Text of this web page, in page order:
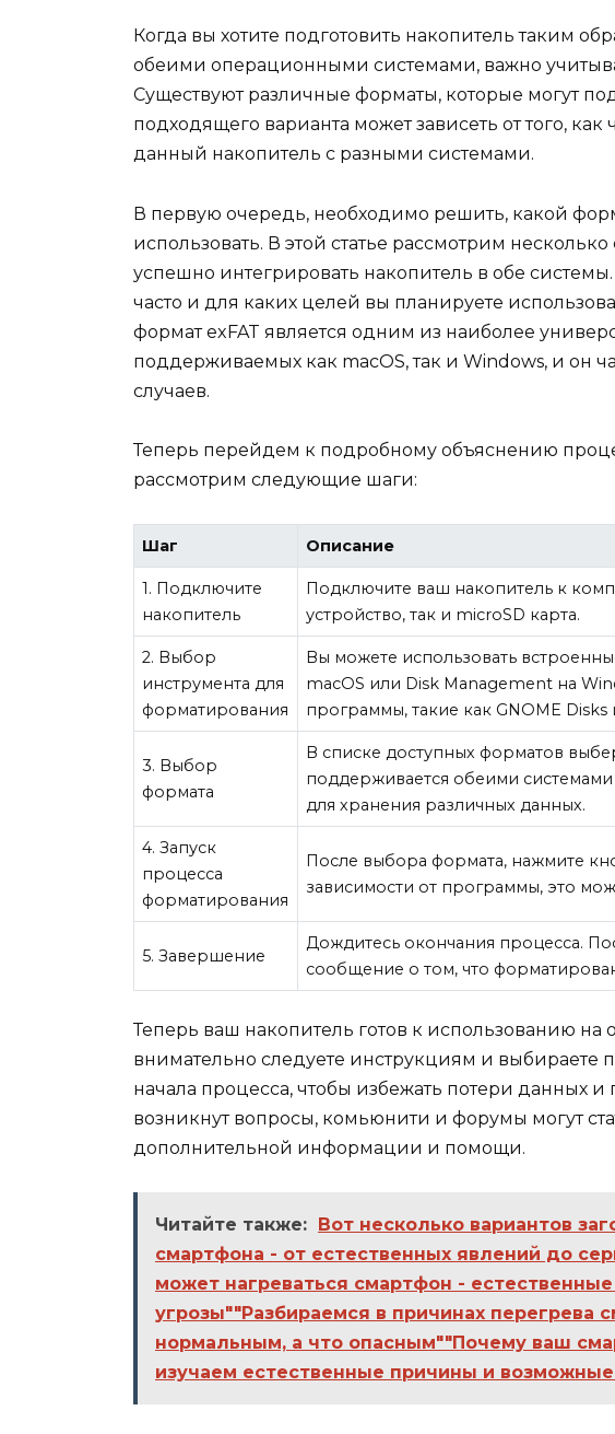
Когда вы хотите подготовить накопитель таким
обеими операционными системами, важно
Существуют различные форматы, которые могут
подходящего варианта может зависеть от того, как
данный накопитель с разными системами.
В первую очередь, необходимо решить, какой
использовать. В этой статье рассмотрим несколько
успешно интегрировать накопитель в обе
часто и для каких целей вы планируете
формат exFAT является одним из наиболее
поддерживаемых как macOS, так и Windows, и он
случаев.
Теперь перейдем к подробному объяснению
рассмотрим следующие шаги:
Шаг Описание
1. Подключите
накопитель
Подключите ваш накопитель к
устройство, так и microSD карта.
2. Выбор
инструмента для
форматирования
Вы можете использовать
macOS или Disk Management на
программы, такие как GNOME Disks
3. Выбор
формата
В списке доступных форматов
поддерживается обеими системами
для хранения различных данных.
4. Запуск
процесса
форматирования
После выбора формата, нажмите
зависимости от программы, это
5. Завершение
Дождитесь окончания процесса.
сообщение о том, что
Теперь ваш накопитель готов к использованию на
внимательно следуете инструкциям и выбираете
начала процесса, чтобы избежать потери данных
возникнут вопросы, комьюнити и форумы могут
дополнительной информации и помощи.
Читайте также: Вот несколько вариантов
смартфона - от естественных явлений до
может нагреваться смартфон -
угрозы""Разбираемся в причинах перегрева
нормальным, а что опасным""Почему ваш
изучаем естественные причины и